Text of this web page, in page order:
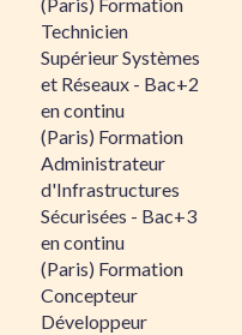
Technicien
Supérieur Systèmes
et Réseaux - Bac+2
en continu
(Paris) Formation
Administrateur
d'Infrastructures
Sécurisées - Bac+3
en continu
(Paris) Formation
Concepteur
Développeur